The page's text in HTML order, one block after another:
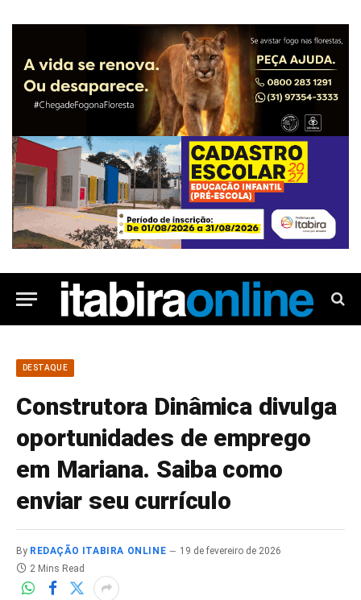
DESTAQUE
Construtora Dinâmica divulga
oportunidades de emprego
em Mariana. Saiba como
enviar seu currículo
By REDAÇÃO ITABIRA ONLINE
19 de fevereiro de 2026
2 Mins Read